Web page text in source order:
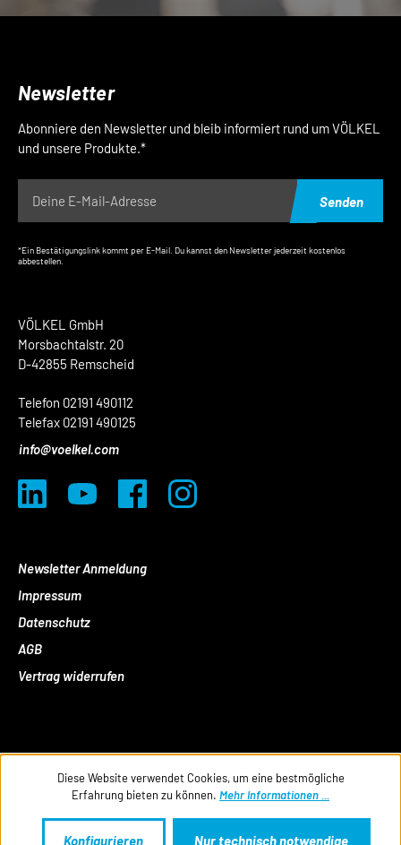
VÖLKEL GmbH
Morsbachtalstr. 20
D-42855 Remscheid
Telefon 02191 490112
Telefax 02191 490125
info@voelkel.com
Newsletter Anmeldung
Impressum
Datenschutz
AGB
Vertrag widerrufen
Newsletter
Abonniere den Newsletter und bleib informiert rund um VÖLKEL
und unsere Produkte.*
Senden
*Ein Bestätigungslink kommt per E-Mail. Du kannst den Newsletter jederzeit kostenlos
abbestellen.
Diese Website verwendet Cookies, um eine bestmögliche
Erfahrung bieten zu können. Mehr Informationen ...
Nur technisch notwendige
Konfigurieren